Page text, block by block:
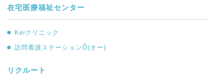
在宅医療福祉センター
Keiクリニック
訪問看護ステーションÔ(オー)
リクルート